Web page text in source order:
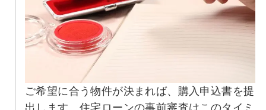
ご希望に合う物件が決まれば、購入申込書を提
出します。住宅ローンの事前審査はこのタイミ